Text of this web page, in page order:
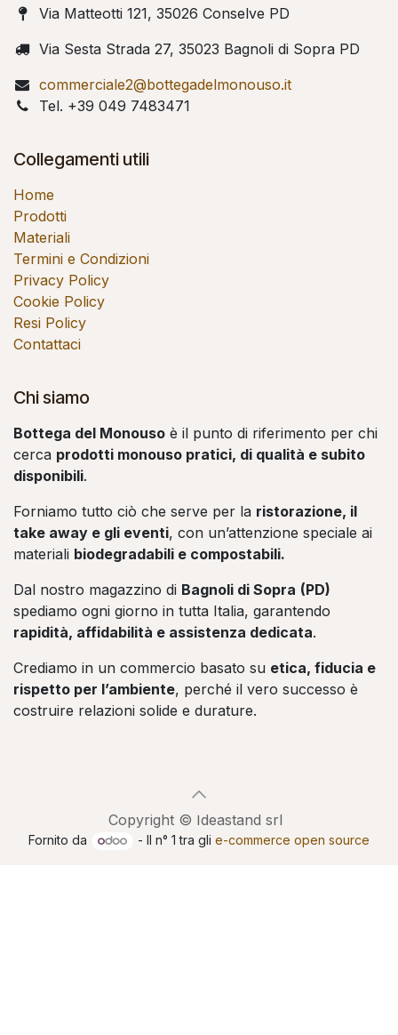
Via Matteotti 121, 35026 Conselve PD
Via Sesta Strada 27, 35023 Bagnoli di Sopra PD
commerciale2@bottegadelmonouso.it
Tel. +39 049 7483471
Collegamenti utili
Home
Prodotti
Materiali
Termini e Condizioni
Privacy Policy
Cookie Policy
Resi Policy
Contattaci
Chi siamo
Bottega del Monouso è il punto di riferimento per chi
cerca prodotti monouso pratici, di qualità e subito
disponibili.
Forniamo tutto ciò che serve per la ristorazione, il
take away e gli eventi, con un’attenzione speciale ai
materiali biodegradabili e compostabili.
Dal nostro magazzino di Bagnoli di Sopra (PD)
spediamo ogni giorno in tutta Italia, garantendo
rapidità, affidabilità e assistenza dedicata.
Crediamo in un commercio basato su etica, fiducia e
rispetto per l’ambiente, perché il vero successo è
costruire relazioni solide e durature.
Copyright © Ideastand srl
Fornito da - Il n° 1 tra gli e-commerce open source